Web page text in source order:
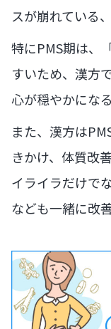
スが崩れている
特にPMS期は、
すいため、漢方
心が穏やかにな
また、漢方は
きかけ、体質改
イライラだけで
なども一緒に改